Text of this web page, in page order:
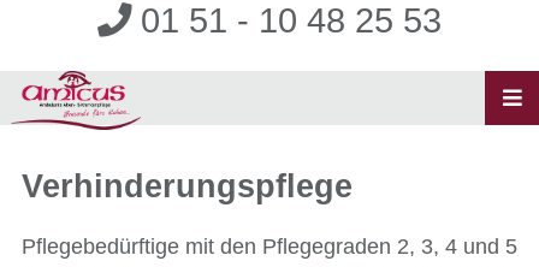
01 51 - 10 48 25 53
Verhinderungspflege
Pflegebedürftige mit den Pflegegraden 2, 3, 4 und 5